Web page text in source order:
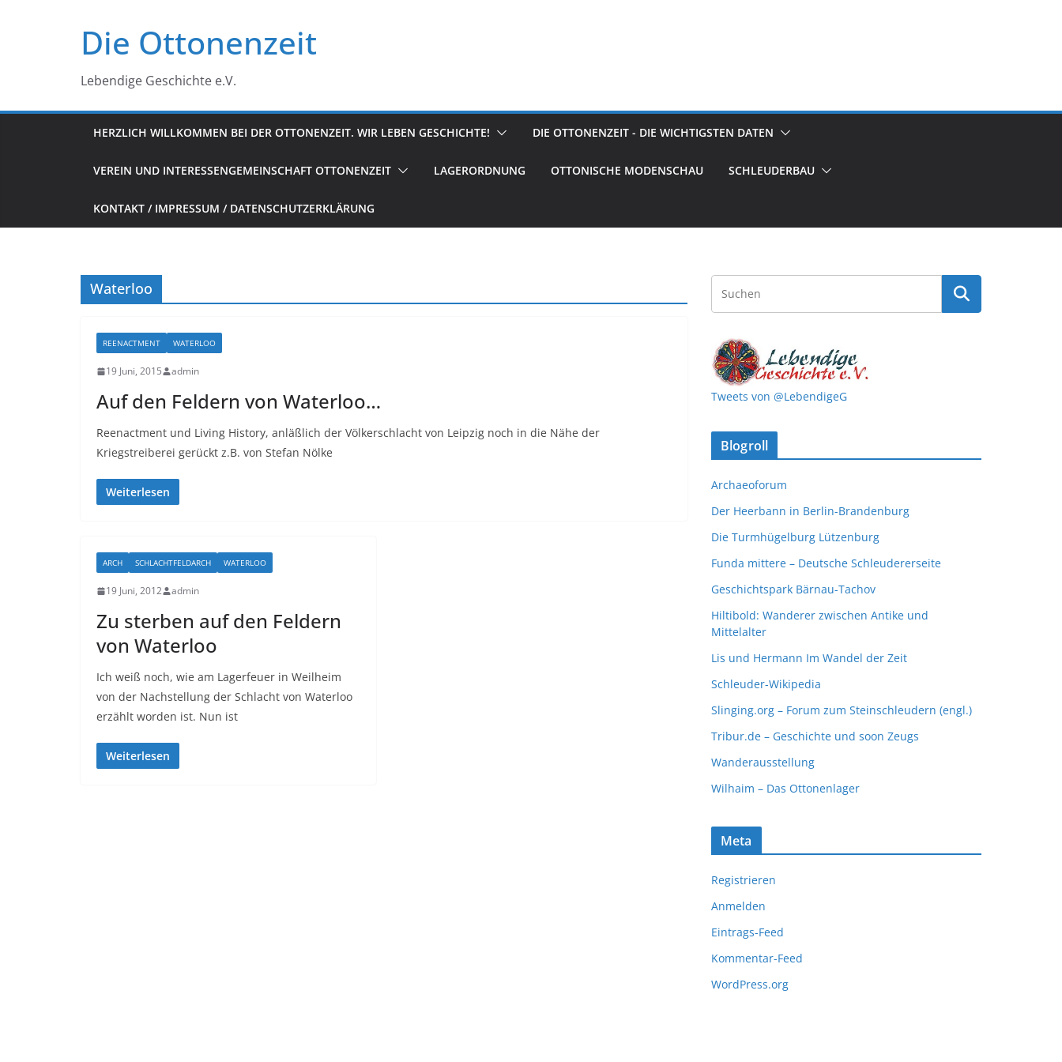
Die Ottonenzeit
Lebendige Geschichte e.V.
HERZLICH WILLKOMMEN BEI DER OTTONENZEIT. WIR LEBEN GESCHICHTE! DIE OTTONENZEIT - DIE WICHTIGSTEN DATEN
VEREIN UND INTERESSENGEMEINSCHAFT OTTONENZEIT LAGERORDNUNG OTTONISCHE MODENSCHAU SCHLEUDERBAU
KONTAKT / IMPRESSUM / DATENSCHUTZERKLÄRUNG
Waterloo
REENACTMENT WATERLOO
19 Juni, 2015 admin
Auf den Feldern von Waterloo…
Reenactment und Living History, anläßlich der Völkerschlacht von Leipzig noch in die Nähe der
Kriegstreiberei gerückt z.B. von Stefan Nölke
Weiterlesen
ARCH SCHLACHTFELDARCH WATERLOO
19 Juni, 2012 admin
Zu sterben auf den Feldern
von Waterloo
Ich weiß noch, wie am Lagerfeuer in Weilheim
von der Nachstellung der Schlacht von Waterloo
erzählt worden ist. Nun ist
Weiterlesen
Tweets von @LebendigeG
Blogroll
Archaeoforum
Der Heerbann in Berlin-Brandenburg
Die Turmhügelburg Lützenburg
Funda mittere – Deutsche Schleudererseite
Geschichtspark Bärnau-Tachov
Hiltibold: Wanderer zwischen Antike und
Mittelalter
Lis und Hermann Im Wandel der Zeit
Schleuder-Wikipedia
Slinging.org – Forum zum Steinschleudern (engl.)
Tribur.de – Geschichte und soon Zeugs
Wanderausstellung
Wilhaim – Das Ottonenlager
Meta
Registrieren
Anmelden
Eintrags-Feed
Kommentar-Feed
WordPress.org